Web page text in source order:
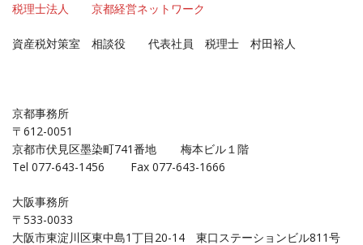
税理士法人 京都経営ネットワーク
資産税対策室 相談役 代表社員 税理士 村田裕人
京都事務所
〒612-0051
京都市伏見区墨染町741番地 梅本ビル１階
Tel 077-643-1456 Fax 077-643-1666
大阪事務所
〒533-0033
大阪市東淀川区東中島1丁目20-14 東口ステーションビル811号